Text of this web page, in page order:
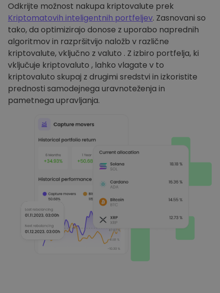
Odkrijte možnost nakupa kriptovalute prek
Kriptomatovih inteligentnih portfeljev. Zasnovani so
tako, da optimizirajo donose z uporabo naprednih
algoritmov in razpršitvijo naložb v različne
kriptovalute, vključno z valuto . Z izbiro portfelja, ki
vključuje kriptovaluto , lahko vlagate v to
kriptovaluto skupaj z drugimi sredstvi in izkoristite
prednosti samodejnega uravnoteženja in
pametnega upravljanja.